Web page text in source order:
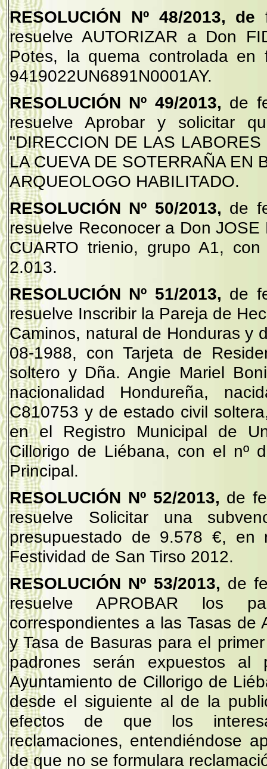
RESOLUCIÓN Nº 48/2013, de
resuelve AUTORIZAR a Don
Potes, la quema controlada en
9419022UN6891N0001AY.
RESOLUCIÓN Nº 49/2013, de
resuelve Aprobar y solicitar
"DIRECCION DE LAS
LA CUEVA DE SOTERRAÑA EN
ARQUEOLOGO HABILITADO.
RESOLUCIÓN Nº 50/2013, de
resuelve Reconocer a Don
CUARTO trienio, grupo A1,
2.013.
RESOLUCIÓN Nº 51/2013, de
resuelve Inscribir la Pareja de
Caminos, natural de Honduras y
08-1988, con Tarjeta de
soltero y Dña. Angie Mariel
nacionalidad Hondureña,
C810753 y de estado civil
en el Registro Municipal de
Cillorigo de Liébana, con el nº
Principal.
RESOLUCIÓN Nº 52/2013, de
resuelve Solicitar una
presupuestado de 9.578 €,
Festividad de San Tirso 2012.
RESOLUCIÓN Nº 53/2013, de
resuelve APROBAR los
correspondientes a las Tasas
y Tasa de Basuras para el
padrones serán expuestos
Ayuntamiento de Cillorigo de
desde el siguiente al de la
efectos de que los
reclamaciones, entendiéndose
de que no se formulara